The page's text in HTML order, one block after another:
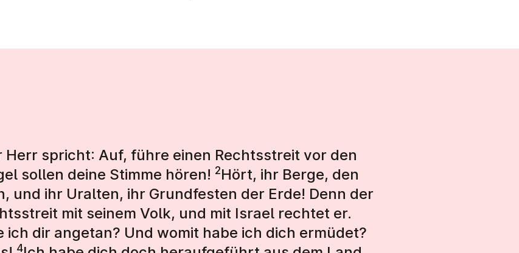
Herr spricht: Auf, führe einen Rechtsstreit vor den
sollen deine Stimme hören! 2Hört, ihr Berge, den
und ihr Uralten, ihr Grundfesten der Erde! Denn der
mit seinem Volk, und mit Israel rechtet er.
ich dir angetan? Und womit habe ich dich ermüdet?
4